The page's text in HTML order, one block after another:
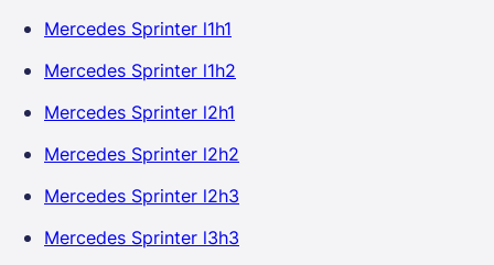
Mercedes Sprinter l1h1
Mercedes Sprinter l1h2
Mercedes Sprinter l2h1
Mercedes Sprinter l2h2
Mercedes Sprinter l2h3
Mercedes Sprinter l3h3